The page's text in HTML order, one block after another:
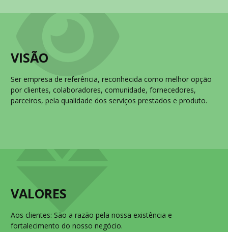
VISÃO
Ser empresa de referência, reconhecida como melhor opção
por clientes, colaboradores, comunidade, fornecedores,
parceiros, pela qualidade dos serviços prestados e produto.
VALORES
Aos clientes: São a razão pela nossa existência e
fortalecimento do nosso negócio.